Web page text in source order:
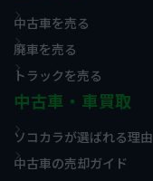
中古車を売る
廃車を売る
トラックを売る
中古車・車買取
ソコカラが選ばれる理由
中古車の売却ガイド